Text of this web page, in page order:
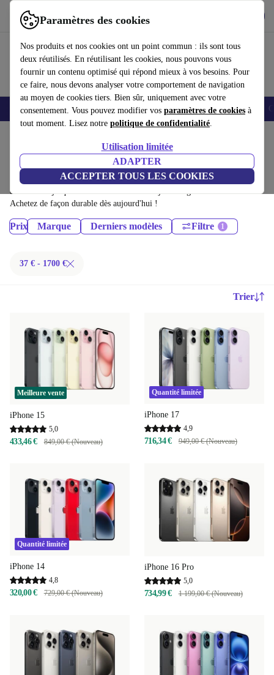
Paramètres des cookies
Nos produits et nos cookies ont un point commun : ils sont tous
deux réutilisés. En réutilisant les cookies, nous pouvons vous
fournir un contenu optimisé qui répond mieux à vos besoins. Pour
ce faire, nous devons analyser votre comportement de navigation
au moyen de cookies tiers. Bien sûr, uniquement avec votre
consentement. Vous pouvez modifier vos paramètres de cookies à
tout moment. Lisez notre politique de confidentialité.
Utilisation limitée
ADAPTER
ACCEPTER TOUS LES COOKIES
Utilisez refurbed rapidement et facilement
Smartphones Laptops Tablettes Montres connectées Accessoires
Téléphones & Smartphones:
Téléphones & Smartphones certifiés reconditionnés à moins de 1700€ –
économisez jusqu'à 40 %. Retours sous 30 jours et garantie de 12 mois.
Achetez de façon durable dès aujourd'hui !
Prix Marque Derniers modèles Filtre
37 € - 1700 €
Trier
Meilleure vente
iPhone 15
5,0
433,46 € 849,00 € (Nouveau)
Quantité limitée
iPhone 17
4,9
716,34 € 949,00 € (Nouveau)
Quantité limitée
iPhone 14
4,8
320,00 € 729,00 € (Nouveau)
iPhone 16 Pro
5,0
734,99 € 1 199,00 € (Nouveau)